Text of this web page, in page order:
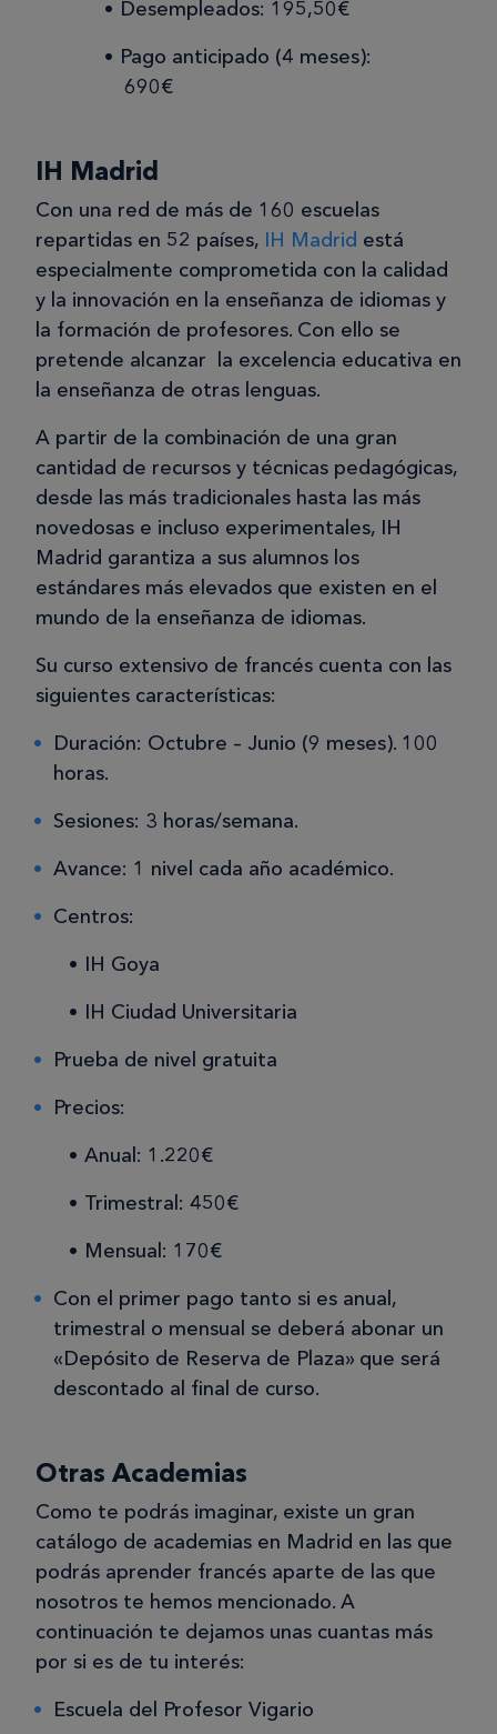
Desempleados: 195,50€
Pago anticipado (4 meses):
690€
IH Madrid
Con una red de más de 160 escuelas
repartidas en 52 países, IH Madrid está
especialmente comprometida con la calidad
y la innovación en la enseñanza de idiomas y
la formación de profesores. Con ello se
pretende alcanzar la excelencia educativa en
la enseñanza de otras lenguas.
A partir de la combinación de una gran
cantidad de recursos y técnicas pedagógicas,
desde las más tradicionales hasta las más
novedosas e incluso experimentales, IH
Madrid garantiza a sus alumnos los
estándares más elevados que existen en el
mundo de la enseñanza de idiomas.
Su curso extensivo de francés cuenta con las
siguientes características:
Duración: Octubre – Junio (9 meses). 100
horas.
Sesiones: 3 horas/semana.
Avance: 1 nivel cada año académico.
Centros:
IH Goya
IH Ciudad Universitaria
Prueba de nivel gratuita
Precios:
Anual: 1.220€
Trimestral: 450€
Mensual: 170€
Con el primer pago tanto si es anual,
trimestral o mensual se deberá abonar un
«Depósito de Reserva de Plaza» que será
descontado al final de curso.
Otras Academias
Como te podrás imaginar, existe un gran
catálogo de academias en Madrid en las que
podrás aprender francés aparte de las que
nosotros te hemos mencionado. A
continuación te dejamos unas cuantas más
por si es de tu interés:
Escuela del Profesor Vigario